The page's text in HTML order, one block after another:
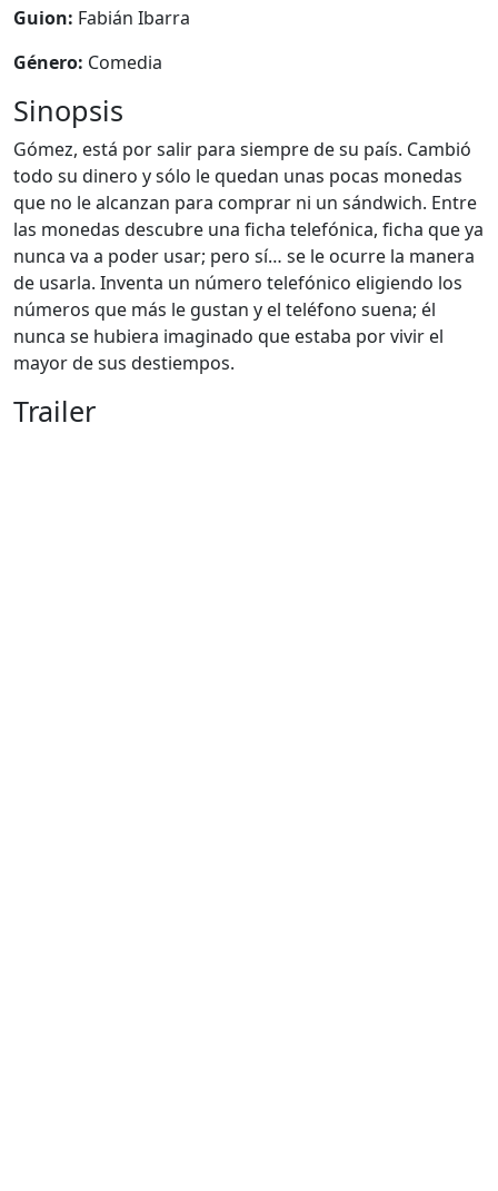
Guion: Fabián Ibarra
Género: Comedia
Sinopsis
Gómez, está por salir para siempre de su país. Cambió
todo su dinero y sólo le quedan unas pocas monedas
que no le alcanzan para comprar ni un sándwich. Entre
las monedas descubre una ficha telefónica, ficha que ya
nunca va a poder usar; pero sí… se le ocurre la manera
de usarla. Inventa un número telefónico eligiendo los
números que más le gustan y el teléfono suena; él
nunca se hubiera imaginado que estaba por vivir el
mayor de sus destiempos.
Trailer